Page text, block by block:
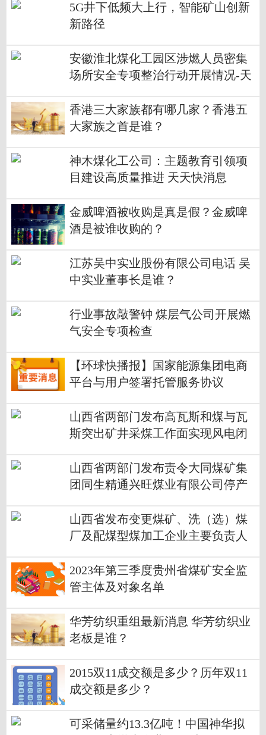
5G井下低频大上行，智能矿山创新
新路径
安徽淮北煤化工园区涉燃人员密集
场所安全专项整治行动开展情况-天
香港三大家族都有哪几家？香港五
大家族之首是谁？
神木煤化工公司：主题教育引领项
目建设高质量推进 天天快消息
金威啤酒被收购是真是假？金威啤
酒是被谁收购的？
江苏吴中实业股份有限公司电话 吴
中实业董事长是谁？
行业事故敲警钟 煤层气公司开展燃
气安全专项检查
【环球快播报】国家能源集团电商
平台与用户签署托管服务协议
山西省两部门发布高瓦斯和煤与瓦
斯突出矿井采煤工作面实现风电闭
山西省两部门发布责令大同煤矿集
团同生精通兴旺煤业有限公司停产
山西省发布变更煤矿、洗（选）煤
厂及配煤型煤加工企业主要负责人
的公告
2023年第三季度贵州省煤矿安全监
管主体及对象名单
华芳纺织重组最新消息 华芳纺织业
老板是谁？
2015双11成交额是多少？历年双11
成交额是多少？
可采储量约13.3亿吨！中国神华拟